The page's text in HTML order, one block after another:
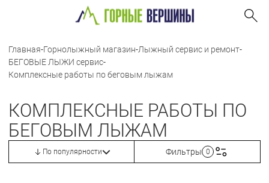
Главная-Горнолыжный магазин-Лыжный сервис и ремонт-
БЕГОВЫЕ ЛЫЖИ сервис-
Комплексные работы по беговым лыжам
КОМПЛЕКСНЫЕ РАБОТЫ ПО
БЕГОВЫМ ЛЫЖАМ
По популярности Фильтры 0